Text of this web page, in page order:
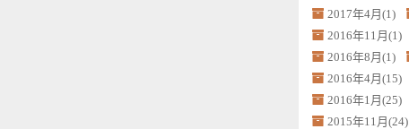
2017年4月(1)
2016年11月(1)
2016年8月(1)
2016年4月(15)
2016年1月(25)
2015年11月(24)